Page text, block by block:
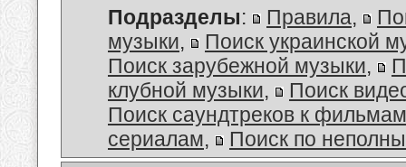
Подразделы: Правила,
музыки,
Поиск украинской
Поиск зарубежной музыки,
клубной музыки,
Поиск
Поиск саундтреков к
сериалам, Поиск по